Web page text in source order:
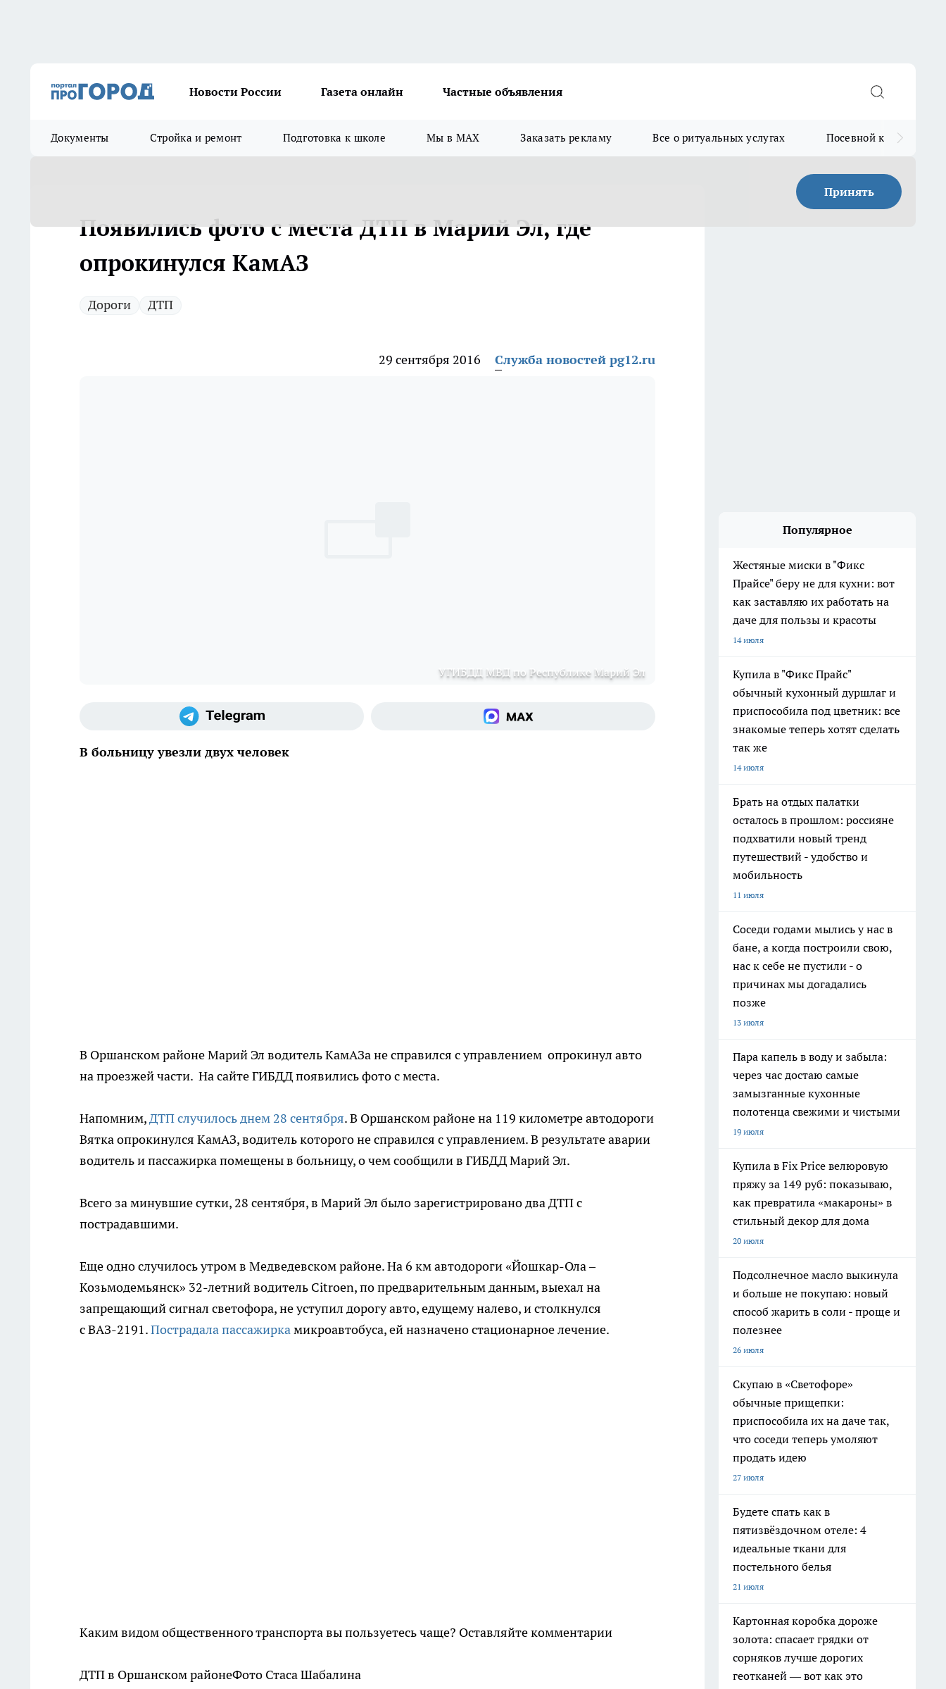
Новости России Газета онлайн Частные объявления
Документы Стройка и ремонт Подготовка к школе Мы в MAX Заказать рекламу Все о ритуальных услугах Посевной календарь
Принять
Появились фото с места ДТП в Марий Эл, где
опрокинулся КамАЗ
Дороги ДТП
29 сентября 2016 Служба новостей pg12.ru
УГИБДД МВД по Республике Марий Эл
В больницу увезли двух человек
В Оршанском районе Марий Эл водитель КамАЗа не справился с управлением опрокинул авто
на проезжей части. На сайте ГИБДД появились фото с места.
Напомним,ДТП случилось днем 28 сентября. В Оршанском районе на 119 километре автодороги
Вятка опрокинулся КамАЗ, водитель которого не справился с управлением. В результате аварии
водитель и пассажирка помещены в больницу, о чем сообщили в ГИБДД Марий Эл.
Всего за минувшие сутки, 28 сентября, в Марий Эл было зарегистрировано два ДТП с
пострадавшими.
Еще одно случилось утром в Медведевском районе. На 6 км автодороги «Йошкар-Ола –
Козьмодемьянск» 32-летний водитель Сitroen, по предварительным данным, выехал на
запрещающий сигнал светофора, не уступил дорогу авто, едущему налево, и столкнулся
с ВАЗ-2191.Пострадала пассажиркамикроавтобуса, ей назначено стационарное лечение.
Каким видом общественного транспорта вы пользуетесь чаще? Оставляйте комментарии
ДТП в Оршанском районеФото Стаса Шабалина
Популярное
Жестяные миски в "Фикс
Прайсе" беру не для кухни: вот
как заставляю их работать на
даче для пользы и красоты
14 июля
Купила в "Фикс Прайс"
обычный кухонный дуршлаг и
приспособила под цветник: все
знакомые теперь хотят сделать
так же
14 июля
Брать на отдых палатки
осталось в прошлом: россияне
подхватили новый тренд
путешествий - удобство и
мобильность
11 июля
Соседи годами мылись у нас в
бане, а когда построили свою,
нас к себе не пустили - о
причинах мы догадались
позже
13 июля
Пара капель в воду и забыла:
через час достаю самые
замызганные кухонные
полотенца свежими и чистыми
19 июля
Купила в Fix Price велюровую
пряжу за 149 руб: показываю,
как превратила «макароны» в
стильный декор для дома
20 июля
Подсолнечное масло выкинула
и больше не покупаю: новый
способ жарить в соли - проще и
полезнее
26 июля
Скупаю в «Светофоре»
обычные прищепки:
приспособила их на даче так,
что соседи теперь умоляют
продать идею
27 июля
Будете спать как в
пятизвёздочном отеле: 4
идеальные ткани для
постельного белья
21 июля
Картонная коробка дороже
золота: спасает грядки от
сорняков лучше дорогих
геотканей — вот как это